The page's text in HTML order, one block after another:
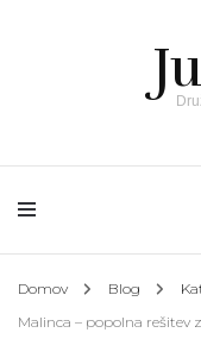
Domov Blog
Malinca – popolna rešitev